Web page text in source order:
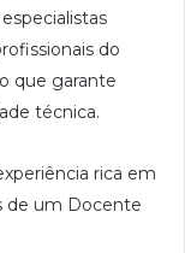
do
que garante
técnica.
rica em
de um Docente